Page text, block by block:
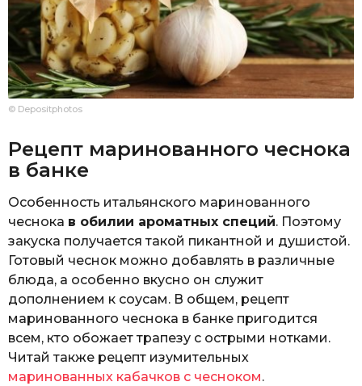
© Depositphotos
Рецепт маринованного чеснока
в банке
Особенность итальянского маринованного
чеснока в обилии ароматных специй. Поэтому
закуска получается такой пикантной и душистой.
Готовый чеснок можно добавлять в различные
блюда, а особенно вкусно он служит
дополнением к соусам. В общем, рецепт
маринованного чеснока в банке пригодится
всем, кто обожает трапезу с острыми нотками.
Читай также рецепт изумительных
маринованных кабачков с чесноком.